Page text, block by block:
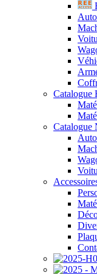
Catalogue
Catalogue